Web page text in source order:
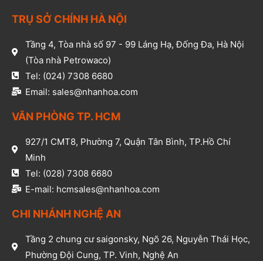
TRỤ SỞ CHÍNH HÀ NỘI
Tầng 4, Tòa nhà số 97 - 99 Láng Hạ, Đống Đa, Hà Nội
(Tòa nhà Petrowaco)
Tel: (024) 7308 6680
Email: sales@nhanhoa.com
VĂN PHÒNG TP. HCM​
927/1 CMT8, Phường 7, Quận Tân Bình, TP.Hồ Chí
Minh​
Tel: (028) 7308 6680​
E-mail: hcmsales@nhanhoa.com​
CHI NHÁNH NGHỆ AN​
Tầng 2 chung cư saigonsky, Ngõ 26, Nguyễn Thái Học,
Phường Đội Cung, TP. Vinh, Nghệ An​